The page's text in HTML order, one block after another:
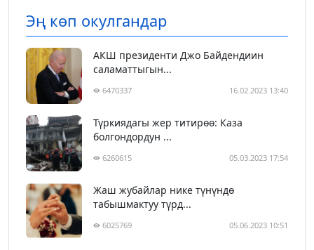
Эң көп окулгандар
АКШ президенти Джо Байдендиин
саламаттыгын...
6470337 16.02.2023 13:40
Түркиядагы жер титирөө: Каза
болгондордун ...
6260615 05.03.2023 17:54
Жаш жубайлар нике түнүндө
табышмактуу түрд...
6025769 05.06.2023 10:51